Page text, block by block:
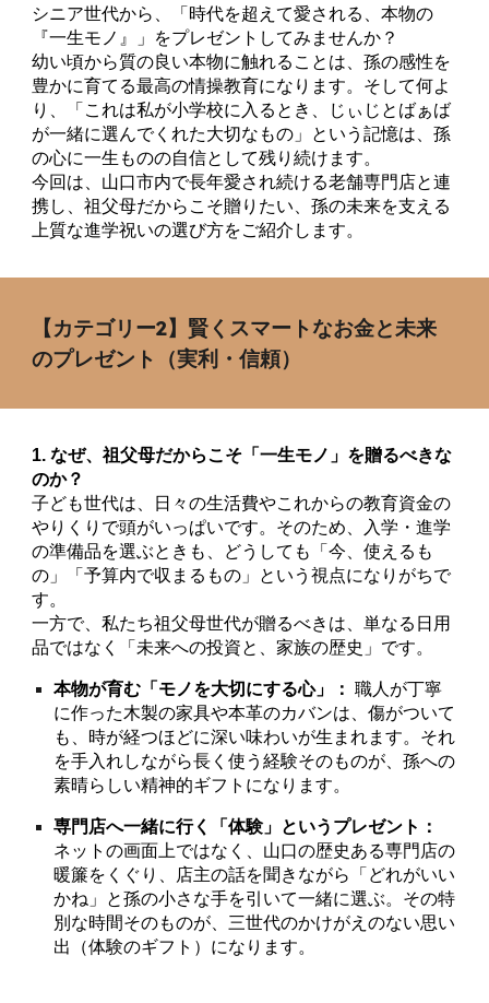
シニア世代から、「時代を超えて愛される、本物の
『一生モノ』」をプレゼントしてみませんか？
幼い頃から質の良い本物に触れることは、孫の感性を
豊かに育てる最高の情操教育になります。そして何よ
り、「これは私が小学校に入るとき、じぃじとばぁば
が一緒に選んでくれた大切なもの」という記憶は、孫
の心に一生ものの自信として残り続けます。
今回は、山口市内で長年愛され続ける老舗専門店と連
携し、祖父母だからこそ贈りたい、孫の未来を支える
上質な進学祝いの選び方をご紹介します。
【カテゴリー2】賢くスマートなお金と未来
のプレゼント（実利・信頼）
1. なぜ、祖父母だからこそ「一生モノ」を贈るべきな
のか？
子ども世代は、日々の生活費やこれからの教育資金の
やりくりで頭がいっぱいです。そのため、入学・進学
の準備品を選ぶときも、どうしても「今、使えるも
の」「予算内で収まるもの」という視点になりがちで
す。
一方で、私たち祖父母世代が贈るべきは、単なる日用
品ではなく「未来への投資と、家族の歴史」です。
本物が育む「モノを大切にする心」： 職人が丁寧
に作った木製の家具や本革のカバンは、傷がついて
も、時が経つほどに深い味わいが生まれます。それ
を手入れしながら長く使う経験そのものが、孫への
素晴らしい精神的ギフトになります。
専門店へ一緒に行く「体験」というプレゼント：
ネットの画面上ではなく、山口の歴史ある専門店の
暖簾をくぐり、店主の話を聞きながら「どれがいい
かね」と孫の小さな手を引いて一緒に選ぶ。その特
別な時間そのものが、三世代のかけがえのない思い
出（体験のギフト）になります。